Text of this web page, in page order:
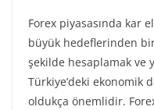
Forex piyasasında kar
büyük hedeflerinden
şekilde hesaplamak ve
Türkiye’deki ekonomik
oldukça önemlidir.